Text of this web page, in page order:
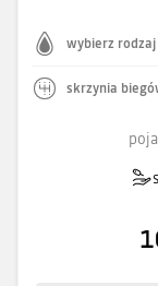
wybierz
skrzynia